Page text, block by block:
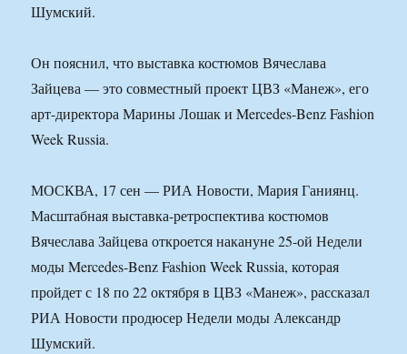
Шумский.
Он пояснил, что выставка костюмов Вячеслава
Зайцева — это совместный проект ЦВЗ «Манеж», его
арт-директора Марины Лошак и Mercedes-Benz Fashion
Week Russia.
МОСКВА, 17 сен — РИА Новости, Мария Ганиянц.
Масштабная выставка-ретроспектива костюмов
Вячеслава Зайцева откроется накануне 25-ой Недели
моды Mercedes-Benz Fashion Week Russia, которая
пройдет с 18 по 22 октября в ЦВЗ «Манеж», рассказал
РИА Новости продюсер Недели моды Александр
Шумский.